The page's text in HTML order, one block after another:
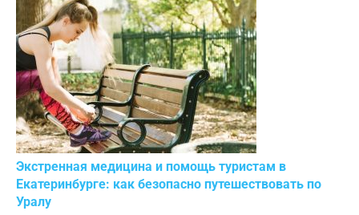
Экстренная медицина и помощь туристам в
Екатеринбурге: как безопасно путешествовать по
Уралу